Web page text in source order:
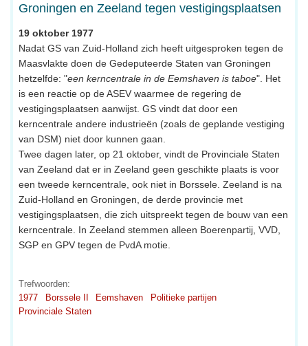
Groningen en Zeeland tegen vestigingsplaatsen
19 oktober 1977
Nadat GS van Zuid-Holland zich heeft uitgesproken tegen de
Maasvlakte doen de Gedeputeerde Staten van Groningen
hetzelfde: "een kerncentrale in de Eemshaven is taboe". Het
is een reactie op de ASEV waarmee de regering de
vestigingsplaatsen aanwijst. GS vindt dat door een
kerncentrale andere industrieën (zoals de geplande vestiging
van DSM) niet door kunnen gaan.
Twee dagen later, op 21 oktober, vindt de Provinciale Staten
van Zeeland dat er in Zeeland geen geschikte plaats is voor
een tweede kerncentrale, ook niet in Borssele. Zeeland is na
Zuid-Holland en Groningen, de derde provincie met
vestigingsplaatsen, die zich uitspreekt tegen de bouw van een
kerncentrale. In Zeeland stemmen alleen Boerenpartij, VVD,
SGP en GPV tegen de PvdA motie.
Trefwoorden:
1977
Borssele II Eemshaven
Politieke partijen
Provinciale Staten